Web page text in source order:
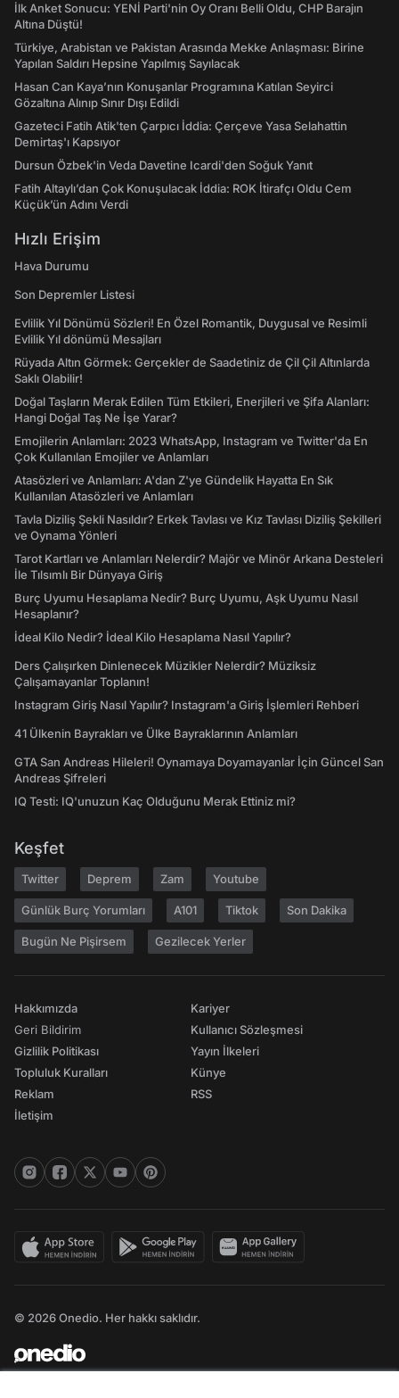
İlk Anket Sonucu: YENİ Parti'nin Oy Oranı Belli Oldu, CHP Barajın
Altına Düştü!
Türkiye, Arabistan ve Pakistan Arasında Mekke Anlaşması: Birine
Yapılan Saldırı Hepsine Yapılmış Sayılacak
Hasan Can Kaya’nın Konuşanlar Programına Katılan Seyirci
Gözaltına Alınıp Sınır Dışı Edildi
Gazeteci Fatih Atik'ten Çarpıcı İddia: Çerçeve Yasa Selahattin
Demirtaş'ı Kapsıyor
Dursun Özbek'in Veda Davetine Icardi'den Soğuk Yanıt
Fatih Altaylı’dan Çok Konuşulacak İddia: ROK İtirafçı Oldu Cem
Küçük’ün Adını Verdi
Hızlı Erişim
Hava Durumu
Son Depremler Listesi
Evlilik Yıl Dönümü Sözleri! En Özel Romantik, Duygusal ve Resimli
Evlilik Yıl dönümü Mesajları
Rüyada Altın Görmek: Gerçekler de Saadetiniz de Çil Çil Altınlarda
Saklı Olabilir!
Doğal Taşların Merak Edilen Tüm Etkileri, Enerjileri ve Şifa Alanları:
Hangi Doğal Taş Ne İşe Yarar?
Emojilerin Anlamları: 2023 WhatsApp, Instagram ve Twitter'da En
Çok Kullanılan Emojiler ve Anlamları
Atasözleri ve Anlamları: A'dan Z'ye Gündelik Hayatta En Sık
Kullanılan Atasözleri ve Anlamları
Tavla Diziliş Şekli Nasıldır? Erkek Tavlası ve Kız Tavlası Diziliş Şekilleri
ve Oynama Yönleri
Tarot Kartları ve Anlamları Nelerdir? Majör ve Minör Arkana Desteleri
İle Tılsımlı Bir Dünyaya Giriş
Burç Uyumu Hesaplama Nedir? Burç Uyumu, Aşk Uyumu Nasıl
Hesaplanır?
İdeal Kilo Nedir? İdeal Kilo Hesaplama Nasıl Yapılır?
Ders Çalışırken Dinlenecek Müzikler Nelerdir? Müziksiz
Çalışamayanlar Toplanın!
Instagram Giriş Nasıl Yapılır? Instagram'a Giriş İşlemleri Rehberi
41 Ülkenin Bayrakları ve Ülke Bayraklarının Anlamları
GTA San Andreas Hileleri! Oynamaya Doyamayanlar İçin Güncel San
Andreas Şifreleri
IQ Testi: IQ'unuzun Kaç Olduğunu Merak Ettiniz mi?
Keşfet
Twitter Deprem Zam Youtube
Günlük Burç Yorumları A101 Tiktok Son Dakika
Bugün Ne Pişirsem Gezilecek Yerler
Hakkımızda
Geri Bildirim
Gizlilik Politikası
Topluluk Kuralları
Reklam
İletişim
Kariyer
Kullanıcı Sözleşmesi
Yayın İlkeleri
Künye
RSS
© 2026 Onedio. Her hakkı saklıdır.